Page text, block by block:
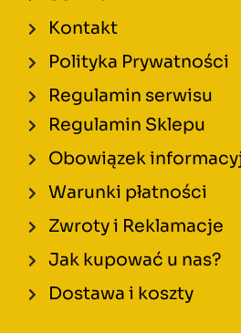
Kontakt
Polityka Prywatności
Regulamin serwisu
Regulamin Sklepu
Obowiązek
Warunki płatności
Zwroty i Reklamacje
Jak kupować u nas?
Dostawa i koszty